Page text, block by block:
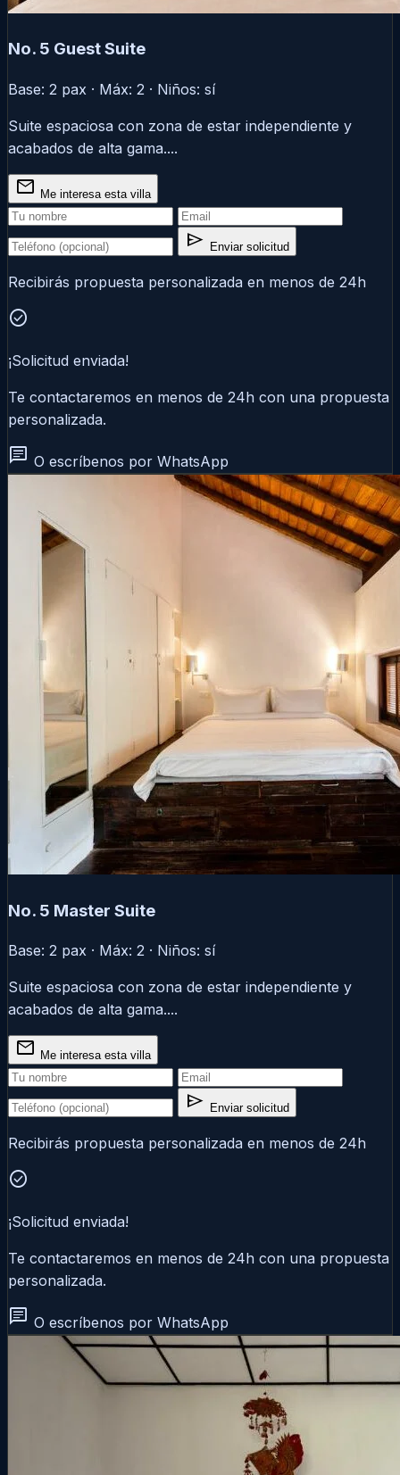
No. 5 Guest Suite
Base: 2 pax · Máx: 2 · Niños: sí
Suite espaciosa con zona de estar independiente y
acabados de alta gama....
mail Me interesa esta villa
send Enviar solicitud
Recibirás propuesta personalizada en menos de 24h
check_circle
¡Solicitud enviada!
Te contactaremos en menos de 24h con una propuesta
personalizada.
chat O escríbenos por WhatsApp
No. 5 Master Suite
Base: 2 pax · Máx: 2 · Niños: sí
Suite espaciosa con zona de estar independiente y
acabados de alta gama....
mail Me interesa esta villa
send Enviar solicitud
Recibirás propuesta personalizada en menos de 24h
check_circle
¡Solicitud enviada!
Te contactaremos en menos de 24h con una propuesta
personalizada.
chat O escríbenos por WhatsApp